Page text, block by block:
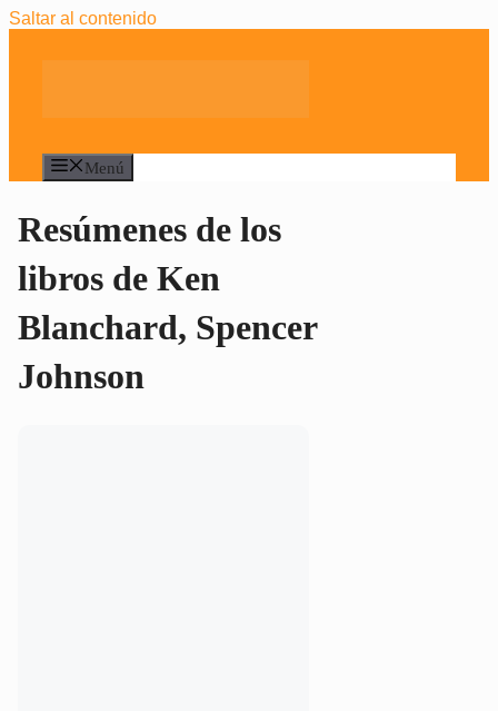
Saltar al contenido
Menú
Resúmenes de los
libros de Ken
Blanchard, Spencer
Johnson